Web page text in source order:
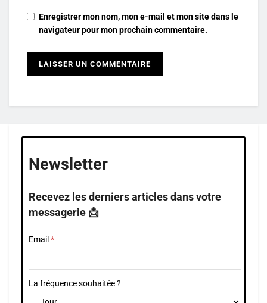
Enregistrer mon nom, mon e-mail et mon site dans le
navigateur pour mon prochain commentaire.
Newsletter
Recevez les derniers articles dans votre
messagerie 📩
Email
La fréquence souhaitée ?